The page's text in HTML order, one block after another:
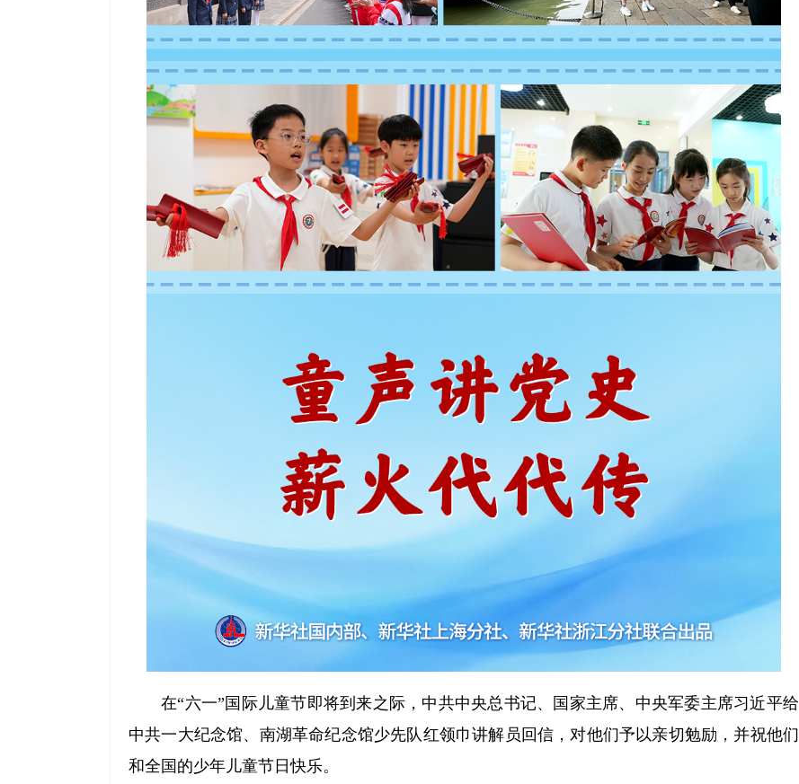
在“六一”国际儿童节即将到来之际，中共中央总书记、国家主席、中央军委主席习近平给
中共一大纪念馆、南湖革命纪念馆少先队红领巾讲解员回信，对他们予以亲切勉励，并祝他们
和全国的少年儿童节日快乐。